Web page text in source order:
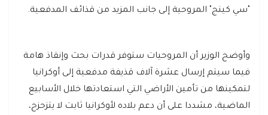
"سي كينج" المروحية إلى جانب المزيد من قذائف المدفعية.
وأوضح الوزير أن المروحيات ستوفر قدرات بحث وإنقاذ هامة
فيما سيتم إرسال عشرة آلاف قذيفة مدفعية إلى أوكرانيا
لتمكينها من تأمين الأراضي التي استعادتها خلال الأسابيع
الماضية، مشددا على أن دعم بلاده لأوكرانيا ثابت لا يتزحزح،